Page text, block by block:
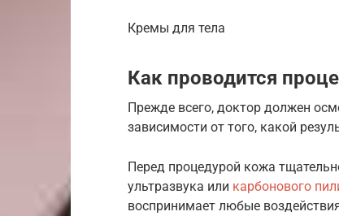
Кремы для тела
Как проводится
Прежде всего, доктор должен
зависимости от того, какой
Перед процедурой кожа
ультразвука или карбонового
воспринимает любые